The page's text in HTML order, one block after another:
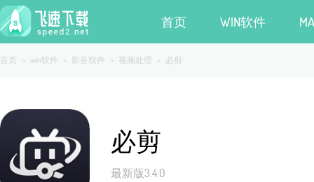
首页 WIN软件
首页 > win软件 > 影音软件 > 视频处理 > 必剪
必剪
最新版3.4.0